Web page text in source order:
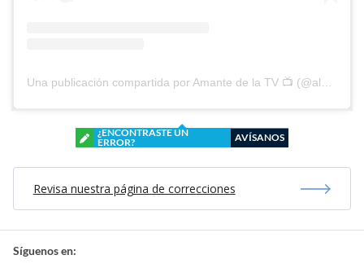
Una publicación compartida por Amante de la TV 📺 (@alguien_te_observa)
¿ENCONTRASTE UN
ERROR?
AVÍSANOS
Revisa nuestra página de correcciones
Síguenos en: